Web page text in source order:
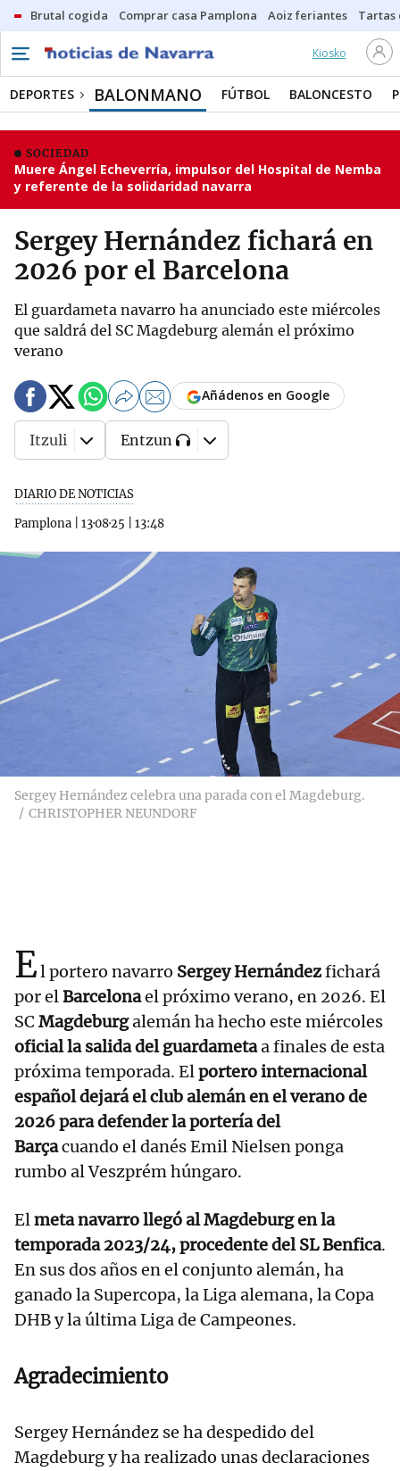
Brutal cogida Comprar casa Pamplona Aoiz feriantes Tartas
Kiosko
DEPORTES BALONMANO FÚTBOL BALONCESTO
SOCIEDAD
Muere Ángel Echeverría, impulsor del Hospital de Nemba
y referente de la solidaridad navarra
Sergey Hernández fichará en
2026 por el Barcelona
El guardameta navarro ha anunciado este miércoles
que saldrá del SC Magdeburg alemán el próximo
verano
DIARIO DE NOTICIAS
Pamplona
13·08·25 13:48
Añádenos en Google
Itzuli Entzun
Sergey Hernández celebra una parada con el Magdeburg.
CHRISTOPHER NEUNDORF
El portero navarro Sergey Hernándezfichará
por elBarcelonael próximo verano, en 2026. El
SC Magdeburgalemán ha hecho este miércoles
oficial la salida del guardametaa finales de esta
próxima temporada. Elportero internacional
español dejará el club alemán en el verano de
2026 para defender la portería del
Barçacuando el danés Emil Nielsen ponga
rumbo al Veszprém húngaro.
Elmeta navarro llegó al Magdeburg en la
temporada 2023/24, procedente del SL Benfica.
En sus dos años en el conjunto alemán, ha
ganado la Supercopa, la Liga alemana, la Copa
DHB y la última Liga de Campeones.
Agradecimiento
Sergey Hernández se ha despedido del
Magdeburg y ha realizado unas declaraciones